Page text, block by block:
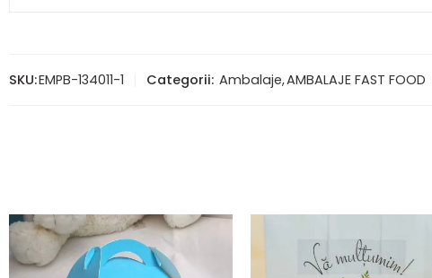
SKU:EMPB-134011-1 Categorii: Ambalaje,AMBALAJE FAST FOOD